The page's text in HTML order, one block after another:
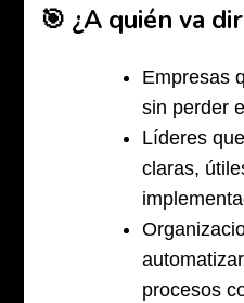
🎯 ¿A quién va
Empresas
sin perder
Líderes
claras,
procesos